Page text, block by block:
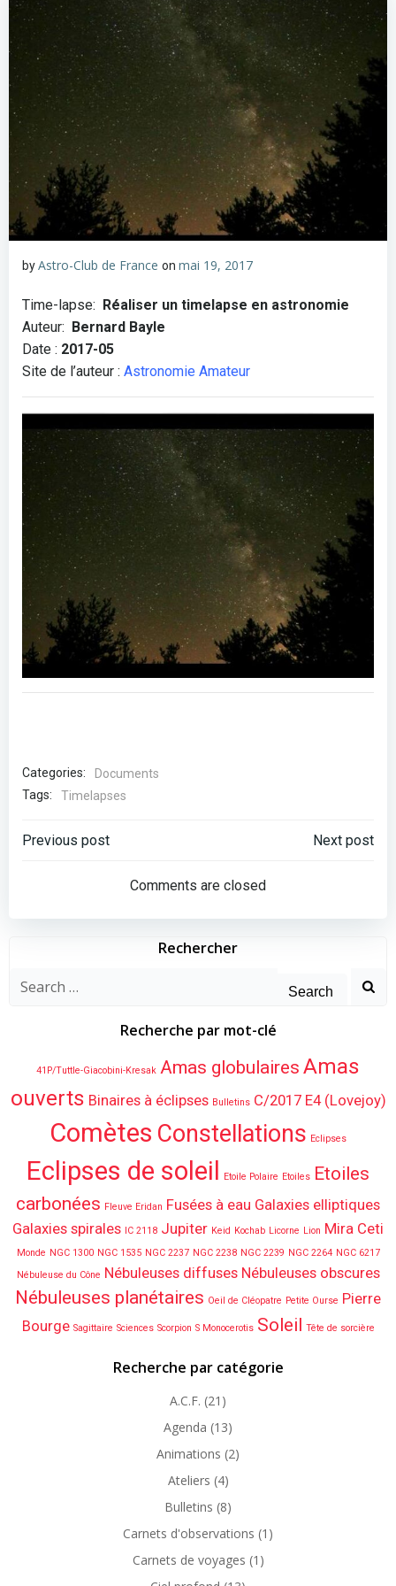
byAstro-Club de France on mai 19, 2017
Time-lapse: Réaliser un timelapse en astronomie
Auteur: Bernard Bayle
Date : 2017-05
Site de l’auteur : Astronomie Amateur
Categories:
Documents
Tags:
Timelapses
Post
navigation
Previous post
navigation
Next post
Comments are closed
Rechercher
Search
Recherche par mot-clé
41P/Tuttle-Giacobini-Kresak Amas globulaires Amas
ouverts Binaires à éclipses Bulletins C/2017 E4 (Lovejoy)
Comètes Constellations Eclipses
Eclipses de soleil Etoile Polaire Etoiles Etoiles
carbonées Fleuve Eridan Fusées à eau Galaxies elliptiques
Galaxies spirales IC 2118 Jupiter Keid Kochab Licorne Lion Mira Ceti
Monde NGC 1300 NGC 1535 NGC 2237 NGC 2238 NGC 2239 NGC 2264 NGC 6217
Nébuleuse du Cône Nébuleuses diffuses Nébuleuses obscures
Nébuleuses planétaires Oeil de Cléopatre Petite Ourse Pierre
Bourge Sagittaire Sciences Scorpion S Monocerotis Soleil Tête de sorcière
Recherche par catégorie
A.C.F. (21)
Agenda (13)
Animations (2)
Ateliers (4)
Bulletins (8)
Carnets d'observations (1)
Carnets de voyages (1)